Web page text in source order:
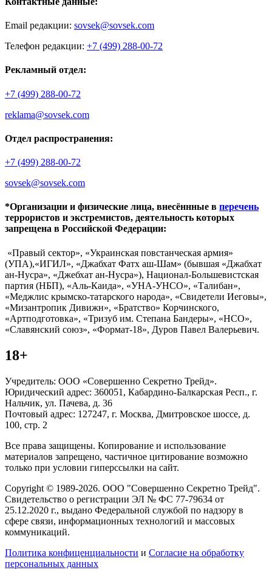
Email редакции: sovsek@sovsek.com
Телефон редакции: +7 (499) 288-00-72
Рекламный отдел:
+7 (499) 288-00-72
reklama@sovsek.com
Отдел распространения:
+7 (499) 288-00-72
sovsek@sovsek.com
*Организации и физические лица, внесённные в перечень
террористов и экстремистов, деятельность которых
запрещена в Российской Федерации:
«Правый сектор», «Украинская повстанческая армия»
(УПА),«ИГИЛ», «Джабхат Фатх аш-Шам» (бывшая «Джабхат
ан-Нусра», «Джебхат ан-Нусра»), Национал-Большевистская
партия (НБП), «Аль-Каида», «УНА-УНСО», «Талибан»,
«Меджлис крымско-татарского народа», «Свидетели Иеговы»,
«Мизантропик Дивижн», «Братство» Корчинского,
«Артподготовка», «Тризуб им. Степана Бандеры», «НСО»,
«Славянский союз», «Формат-18», Дуров Павел Валерьевич.
18+
Учредитель: ООО «Совершенно Секретно Трейд».
Юридический адрес: 360051, Кабардино-Балкарская Респ., г.
Нальчик, ул. Пачева, д. 36
Почтовый адрес: 127247, г. Москва, Дмитровское шоссе, д.
100, стр. 2
Все права защищены. Копирование и использование
материалов запрещено, частичное цитирование возможно
только при условии гиперссылки на сайт.
Copyright © 1989-2026. ООО "Совершенно Секретно Трейд".
Свидетельство о регистрации ЭЛ № ФС 77-79634 от
25.12.2020 г., выдано Федеральной службой по надзору в
сфере связи, информационных технологий и массовых
коммуникаций.
Политика конфиценциальности и Согласие на обработку
персональных данных